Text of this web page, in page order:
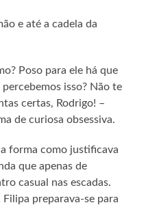
e até a cadela da
Poso para ele há que
isso? Não te
certas, Rodrigo! –
de curiosa obsessiva.
forma como justificava
que apenas de
casual nas escadas.
preparava-se para